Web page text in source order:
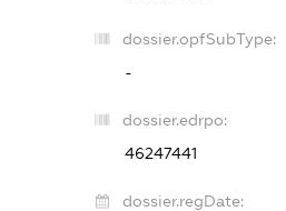
dossier.opfSubType:
-
dossier.edrpo:
46247441
dossier.regDate: